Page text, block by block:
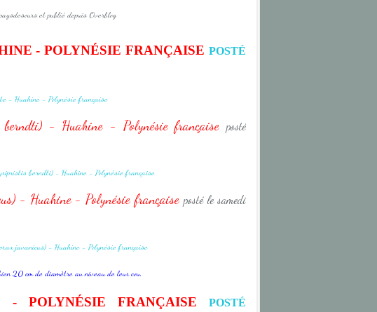
et publié depuis Overblog
- POLYNÉSIE FRANÇAISE POSTÉ
- Huahine - Polynésie française posté
- Huahine - Polynésie françaiseposté le samedi
20 cm de diamètre au niveau de leur cou.
- POLYNÉSIE FRANÇAISE
POSTÉ